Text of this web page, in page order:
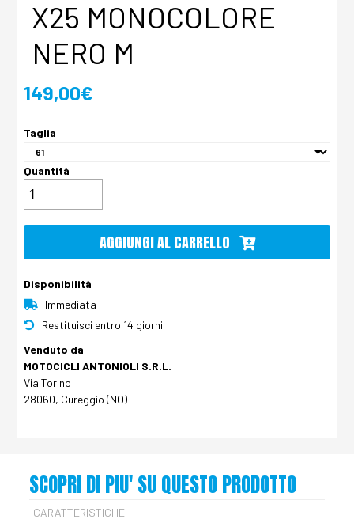
X25 MONOCOLORE
NERO M
149,00€
Taglia
Quantità
AGGIUNGI AL CARRELLO
Disponibilità
Immediata
Restituisci entro 14 giorni
Venduto da
MOTOCICLI ANTONIOLI S.R.L.
Via Torino
28060, Cureggio (NO)
SCOPRI DI PIU' SU QUESTO PRODOTTO
CARATTERISTICHE